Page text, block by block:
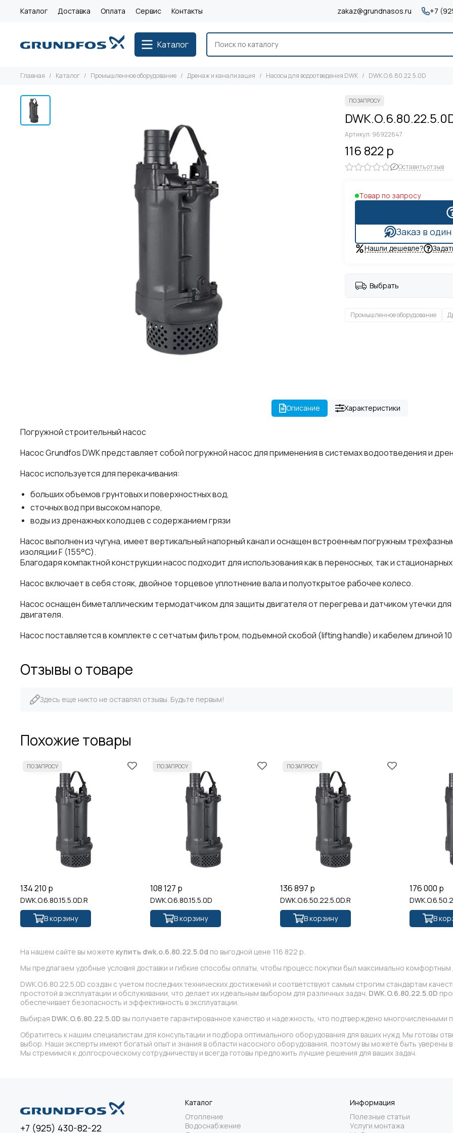
Каталог Доставка Оплата Сервис Контакты zakaz@grundnasos.ru +7
Каталог
Главная Каталог Промышленное оборудование Дренаж и канализация Насосы для водоотведения DWK DWK.O.6.80.22.5.0D
Артикул: 96922647
116 822 р
Оставить отзыв
Товар по запросу
Заказ в
Нашли дешевле?
Выбрать
Промышленное оборудование
Описание Характеристики
Погружной строительный насос
Насос Grundfos DWK представляет собой погружной насос для применения в системах водоотведения и
Насос используется для перекачивания:
больших объемов грунтовых и поверхностных вод,
сточных вод при высоком напоре,
воды из дренажных колодцев с содержанием грязи
Насос выполнен из чугуна, имеет вертикальный напорный канал и оснащен встроенным погружным
изоляции F (155°C).
Благодаря компактной конструкции насос подходит для использования как в переносных, так и
Насос включает в себя стояк, двойное торцевое уплотнение вала и полуоткрытое рабочее колесо.
Насос оснащен биметаллическим термодатчиком для защиты двигателя от перегрева и датчиком утечки
двигателя.
Насос поставляется в комплекте с сетчатым фильтром, подъемной скобой (lifting handle) и кабелем длиной
Отзывы о товаре
Здесь еще никто не оставлял отзывы. Будьте первым!
Похожие товары
134 210 р
DWK.O.6.80.15.5.0D.R
В корзину
108 127 р
DWK.O.6.80.15.5.0D
В корзину
136 897 р
DWK.O.6.50.22.5.0D.R
В корзину
176 000 р
В
На нашем сайте вы можете купить dwk.o.6.80.22.5.0d по выгодной цене 116 822 р.
Мы предлагаем удобные условия доставки и гибкие способы оплаты, чтобы процесс покупки был максимально комфортным
DWK.O.6.80.22.5.0D создан с учетом последних технических достижений и соответствуют самым строгим стандартам
простотой в эксплуатации и обслуживании, что делает их идеальным выбором для различных задач. DWK.O.6.80.22.5.0D
обеспечивает безопасность и эффективность в эксплуатации.
Выбирая DWK.O.6.80.22.5.0D вы получаете гарантированное качество и надежность, что подтверждено многочисленными
Обратитесь к нашим специалистам для консультации и подбора оптимального оборудования для ваших нужд. Мы готовы
выбор. Наши эксперты имеют богатый опыт и знания в области насосного оборудования, поэтому вы можете быть
Мы стремимся к долгосроческому сотрудничеству и всегда готовы предложить лучшие решения для ваших задач.
+7 (925) 430-82-22
Каталог
Отопление
Водоснабжение
Информация
Полезные статьи
Услуги монтажа